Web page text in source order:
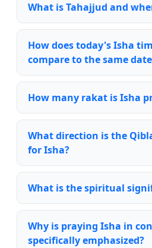
What is Tahajjud and
How does today's Isha
compare to the same
How many rakat is Isha
What direction is the
for Isha?
What is the spiritual
Why is praying Isha in
specifically emphasized?